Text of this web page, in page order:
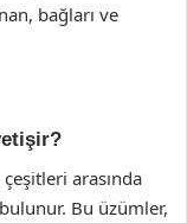
bağları ve
arasında
Bu üzümler,